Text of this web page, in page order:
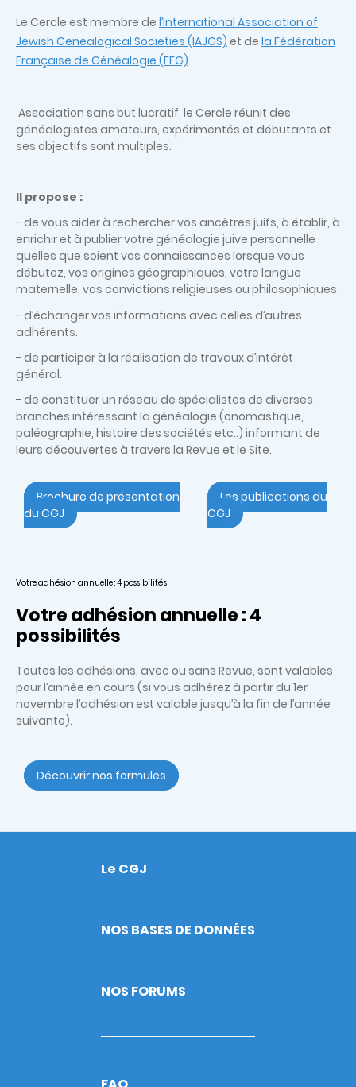
Le Cercle est membre de l’International Association of
Jewish Genealogical Societies (IAJGS) et de la Fédération
Française de Généalogie (FFG).
Association sans but lucratif, le Cercle réunit des
généalogistes amateurs, expérimentés et débutants et
ses objectifs sont multiples.
Il propose :
- de vous aider à rechercher vos ancêtres juifs, à établir, à
enrichir et à publier votre généalogie juive personnelle
quelles que soient vos connaissances lorsque vous
débutez, vos origines géographiques, votre langue
maternelle, vos convictions religieuses ou philosophiques
- d’échanger vos informations avec celles d’autres
adhérents.
- de participer à la réalisation de travaux d’intérêt
général.
- de constituer un réseau de spécialistes de diverses
branches intéressant la généalogie (onomastique,
paléographie, histoire des sociétés etc..) informant de
leurs découvertes à travers la Revue et le Site.
Brochure de présentation
du CGJ
Les publications du
CGJ
Votre adhésion annuelle : 4 possibilités
Votre adhésion annuelle : 4
possibilités
Toutes les adhésions, avec ou sans Revue, sont valables
pour l’année en cours (si vous adhérez à partir du 1er
novembre l’adhésion est valable jusqu’à la fin de l’année
suivante).
Découvrir nos formules
Footer
Le CGJ
NOS BASES DE DONNÉES
NOS FORUMS